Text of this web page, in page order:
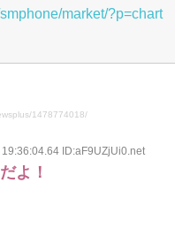
market/?p=chart
1478774018/
ID:aF9UZjUi0.net
よ！